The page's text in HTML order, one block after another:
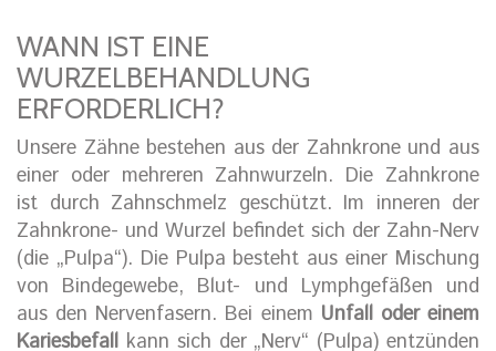
WANN IST EINE
WURZELBEHANDLUNG
ERFORDERLICH?
Unsere Zähne bestehen aus der Zahnkrone und aus
einer oder mehreren Zahnwurzeln. Die Zahnkrone
ist durch Zahnschmelz geschützt. Im inneren der
Zahnkrone- und Wurzel befindet sich der Zahn-Nerv
(die „Pulpa“). Die Pulpa besteht aus einer Mischung
von Bindegewebe, Blut- und Lymphgefäßen und
aus den Nervenfasern. Bei einem Unfall oder einem
Kariesbefall kann sich der „Nerv“ (Pulpa) entzünden